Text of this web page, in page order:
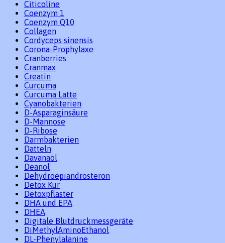
Citicoline
Coenzym 1
Coenzym Q10
Collagen
Cordyceps sinensis
Corona-Prophylaxe
Cranberries
Cranmax
Creatin
Curcuma
Curcuma Latte
Cyanobakterien
D-Asparaginsäure
D-Mannose
D-Ribose
Darmbakterien
Datteln
Davanaöl
Deanol
Dehydroepiandrosteron
Detox Kur
Detoxpflaster
DHA und EPA
DHEA
Digitale Blutdruckmessgeräte
DiMethylAminoEthanol
DL-Phenylalanine